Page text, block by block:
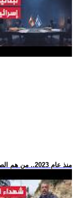
.. منذ عام 2023.. من هم الصحفيون الذين قتلتهم إسرائيل في لبنان؟